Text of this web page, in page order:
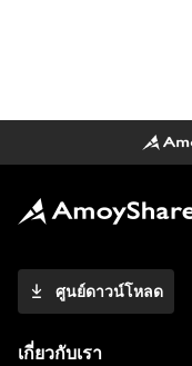
ศูนย์ดาวน์โหลด
เกี่ยวกับเรา